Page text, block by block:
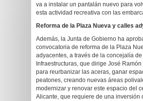
va a instalar un pantalán nuevo para
esta actividad recreativa con las
Reforma de la Plaza Nueva y calles
Además, la Junta de Gobierno ha
convocatoria de reforma de la Plaza
adyacentes, a través de la concejalía de
Infraestructuras, que dirige José
para reurbanizar las aceras, ganar
peatones, creando nuevas áreas
modernizar y renovar este espacio del
Alicante, que requiere de una inversión